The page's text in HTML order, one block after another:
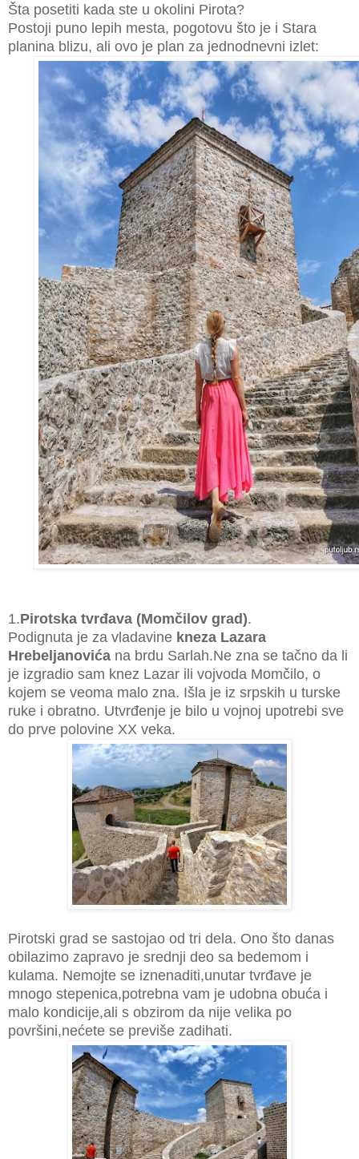
Šta posetiti kada ste u okolini Pirota?
Postoji puno lepih mesta, pogotovu što je i Stara
planina blizu, ali ovo je plan za jednodnevni izlet:
1.Pirotska tvrđava (Momčilov grad).
Podignuta je za vladavine kneza Lazara
Hrebeljanovića na brdu Sarlah.Ne zna se tačno da li
je izgradio sam knez Lazar ili vojvoda Momčilo, o
kojem se veoma malo zna. Išla је iz srpskih u turske
ruke i obratno. Utvrđenje je bilo u vojnoj upotrebi sve
do prve polovine XX veka.
Pirotski grad se sastojao od tri dela. Ono što danas
obilazimo zapravo je srednji deo sa bedemom i
kulama. Nemojte se iznenaditi,unutar tvrđave je
mnogo stepenica,potrebna vam je udobna obuća i
malo kondicije,ali s obzirom da nije velika po
površini,nećete se previše zadihati.